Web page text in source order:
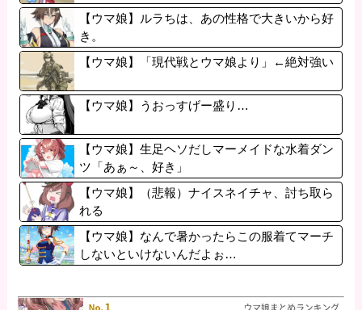
【ウマ娘】ルラちは、あの性格で大きいから好
き。
【ウマ娘】「現代戦とウマ娘より」←絶対強い
【ウマ娘】うおっすげー盛り…
【ウマ娘】生足ヘソだしマーメイドな水着ダン
ツ「あぁ～、好き」
【ウマ娘】（悲報）ナイスネイチャ、討ち取ら
れる
【ウマ娘】なんで暑かったらこの服着てマーチ
しないといけないんだよぉ…